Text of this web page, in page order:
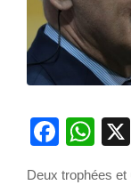
Deux trophées et